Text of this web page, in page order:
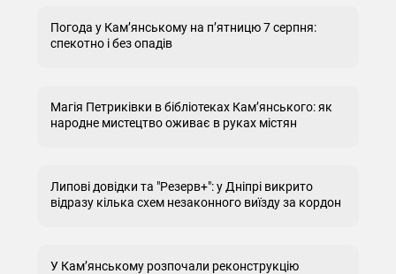
Погода у Кам’янському на п’ятницю 7 серпня:
спекотно і без опадів
Магія Петриківки в бібліотеках Кам’янського: як
народне мистецтво оживає в руках містян
Липові довідки та "Резерв+": у Дніпрі викрито
відразу кілька схем незаконного виїзду за кордон
У Кам’янському розпочали реконструкцію